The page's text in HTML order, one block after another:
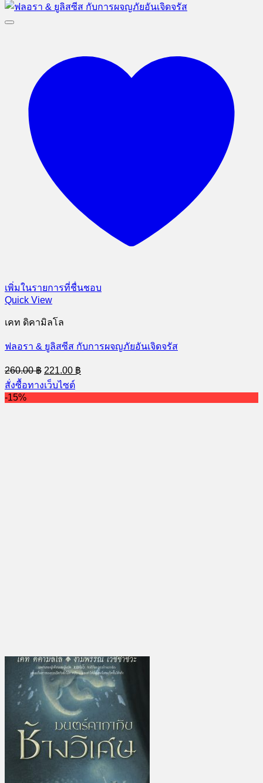
เพิ่มในรายการที่ชื่นชอบ
Quick View
เคท ดิคามิลโล
ฟลอรา & ยูลิสซีส กับการผจญภัยอันเจิดจรัส
260.00฿ Original
price
was:
260.00 ฿.
221.00 ฿
price
221.00 ฿.
สั่งซื้อทางเว็บไซต์
-15%